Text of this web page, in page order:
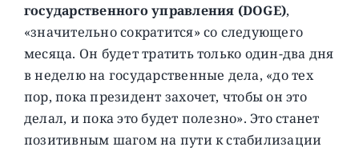
государственного управления (DOGE),
«значительно сократится» со следующего
месяца. Он будет тратить только один-два дня
в неделю на государственные дела, «до тех
пор, пока президент захочет, чтобы он это
делал, и пока это будет полезно». Это станет
позитивным шагом на пути к стабилизации